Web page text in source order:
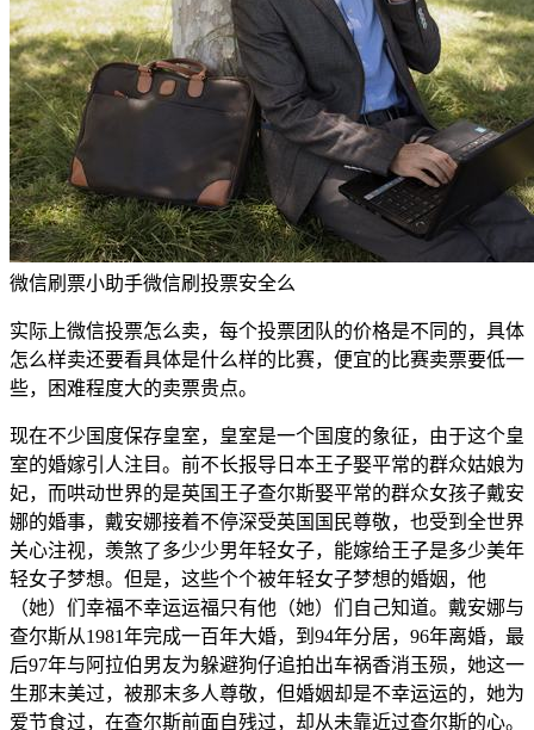
微信刷票小助手微信刷投票安全么
实际上微信投票怎么卖，每个投票团队的价格是不同的，具体
怎么样卖还要看具体是什么样的比赛，便宜的比赛卖票要低一
些，困难程度大的卖票贵点。
现在不少国度保存皇室，皇室是一个国度的象征，由于这个皇
室的婚嫁引人注目。前不长报导日本王子娶平常的群众姑娘为
妃，而哄动世界的是英国王子查尔斯娶平常的群众女孩子戴安
娜的婚事，戴安娜接着不停深受英国国民尊敬，也受到全世界
关心注视，羡煞了多少少男年轻女子，能嫁给王子是多少美年
轻女子梦想。但是，这些个个被年轻女子梦想的婚姻，他
（她）们幸福不幸运运福只有他（她）们自己知道。戴安娜与
查尔斯从1981年完成一百年大婚，到94年分居，96年离婚，最
后97年与阿拉伯男友为躲避狗仔追拍出车祸香消玉殒，她这一
生那末美过，被那末多人尊敬，但婚姻却是不幸运运的，她为
爱节食过，在查尔斯前面自残过，却从未靠近过查尔斯的心。